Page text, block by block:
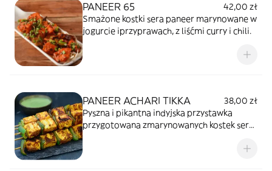
PANEER 65
42,00 zł
Smażone kostki sera paneer marynowane w
jogurcie iprzyprawach, z liśćmi curry i chili.
PANEER ACHARI TIKKA
38,00 zł
Pyszna i pikantna indyjska przystawka
przygotowana zmarynowanych kostek sera